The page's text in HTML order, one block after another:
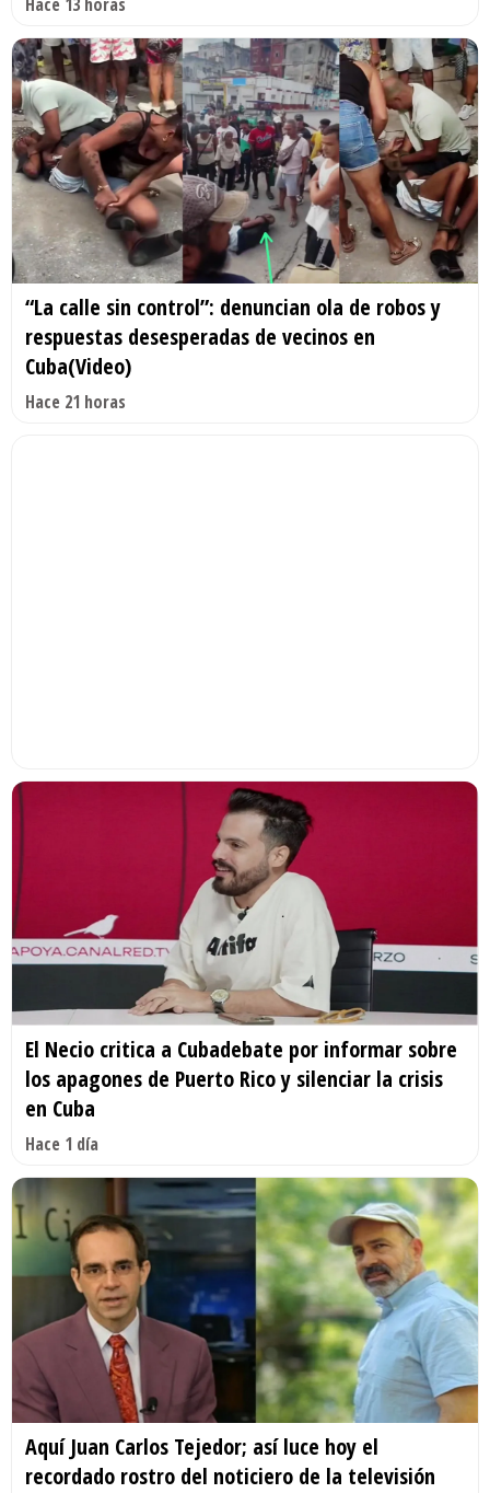
“La calle sin control”: denuncian ola de robos y
respuestas desesperadas de vecinos en
Cuba(Video)
Hace 21 horas
El Necio critica a Cubadebate por informar sobre
los apagones de Puerto Rico y silenciar la crisis
en Cuba
Hace 1 día
Aquí Juan Carlos Tejedor; así luce hoy el
recordado rostro del noticiero de la televisión